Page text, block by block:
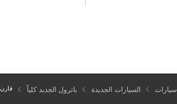
سيارات السيارات الجديدة باترول الجديد كلياً قارن